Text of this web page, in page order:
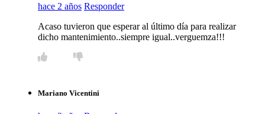
hace 2 años Responder
Acaso tuvieron que esperar al último día para realizar
dicho mantenimiento..siempre igual..verguemza!!!
Mariano Vicentini